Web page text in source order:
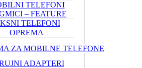
TELEFONI
– FEATURE
TELEFONI
OPREMA
ZA MOBILNE TELEFONE
ADAPTERI